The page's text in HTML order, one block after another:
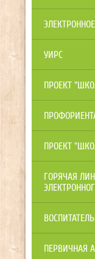
УИРС
ПРОЕКТ
ПРОЕКТ
ГОРЯЧАЯ
ПЕРВИЧНАЯ